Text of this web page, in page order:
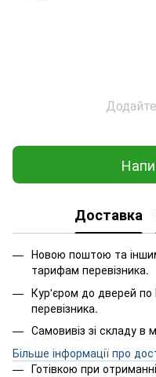
Доставка
Новою поштою та
тарифам перевізника.
Кур'єром до дверей
перевізника.
Самовивіз зі складу
Більше інформації про
Готівкою при